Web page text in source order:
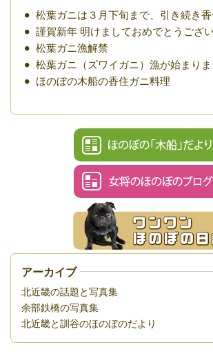
松葉ガニは３月下旬まで、引き続き
謹賀新年 明けましておめでとうござ
松葉ガニ漁解禁
松葉ガニ（ズワイガニ）漁が始まりま
ほのぼの木船の香住ガニ料理
アーカイブ
北近畿の話題と写真集
余部鉄橋の写真集
北近畿と訓谷のほのぼのだより